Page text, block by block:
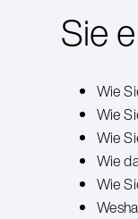
Sie
Wie
Wie
Wie
Wie
Wie